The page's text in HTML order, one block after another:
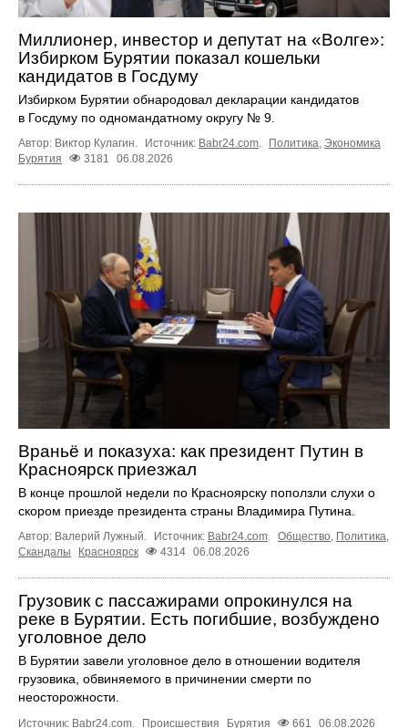
Миллионер, инвестор и депутат на «Волге»:
Избирком Бурятии показал кошельки
кандидатов в Госдуму
Избирком Бурятии обнародовал декларации кандидатов
в Госдуму по одномандатному округу № 9.
Автор: Виктор Кулагин. Источник: Babr24.com. Политика, Экономика
Бурятия
3181 06.08.2026
Враньё и показуха: как президент Путин в
Красноярск приезжал
В конце прошлой недели по Красноярску поползли слухи о
скором приезде президента страны Владимира Путина.
Автор: Валерий Лужный. Источник: Babr24.com. Общество, Политика,
Скандалы
Красноярск 4314 06.08.2026
Грузовик с пассажирами опрокинулся на
реке в Бурятии. Есть погибшие, возбуждено
уголовное дело
В Бурятии завели уголовное дело в отношении водителя
грузовика, обвиняемого в причинении смерти по
неосторожности.
Источник: Babr24.com. Происшествия Бурятия 661 06.08.2026